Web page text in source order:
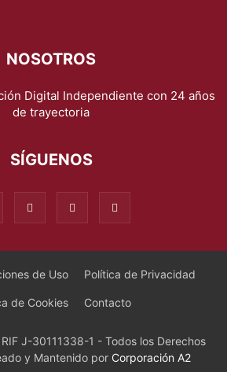
NOSOTROS
Digital Independiente con 24 años
de trayectoria
SÍGUENOS
de Uso Política de Privacidad
de Cookies Contacto
J-30111338-1 - Todos los Derechos
y Mantenido por Corporación A2